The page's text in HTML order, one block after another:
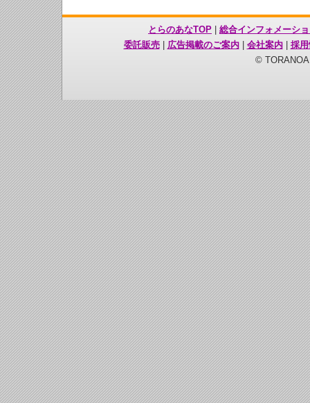
とらのあなTOP
総合インフォメーシ
委託販売| 広告掲載のご案内| 会社案内| 採
©